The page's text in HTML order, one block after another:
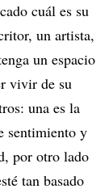
cuál es su
un artista,
un espacio
vivir de su
una es la
sentimiento y
por otro lado
tan basado